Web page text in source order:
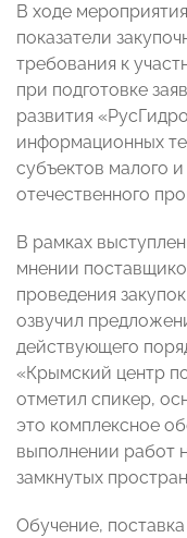
В ходе
показатели
требования к
при подготовке
развития
информационных
субъектов малого
отечественного
В рамках
мнении
проведения
озвучил
действующего
«Крымский центр
отметил спикер,
это комплексное
выполнении работ
замкнутых
Обучение,